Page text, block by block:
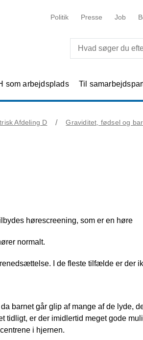
Politik Presse Job
som arbejdsplads Til
Afdeling D Graviditet, fødsel og
hørescreening, som er en høre
normalt.
I de fleste tilfælde er der
barnet går glip af mange af de lyde,
tidligt, er der imidlertid meget gode
i hjernen.